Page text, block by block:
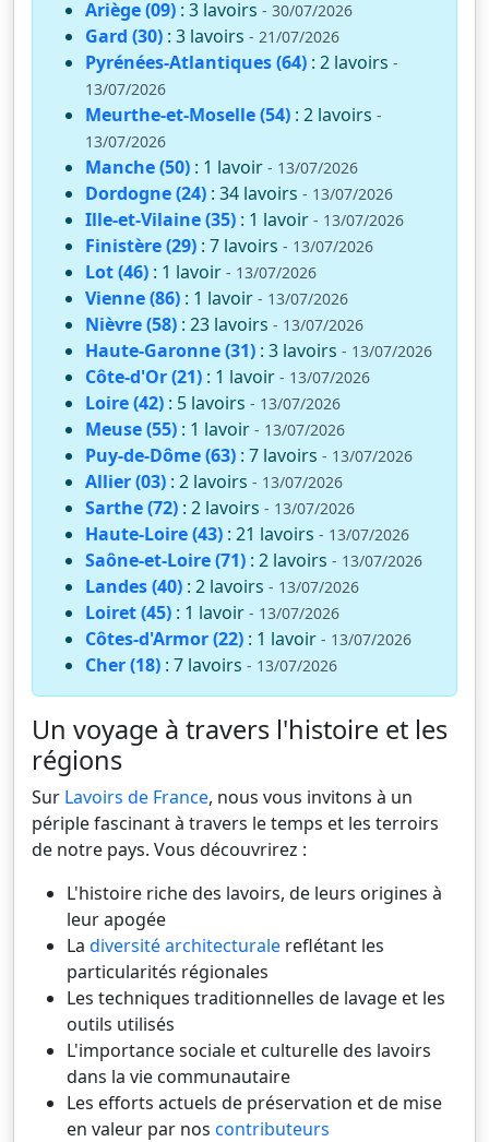
Ariège (09) : 3 lavoirs - 30/07/2026
Gard (30) : 3 lavoirs - 21/07/2026
Pyrénées-Atlantiques (64) : 2 lavoirs -
13/07/2026
Meurthe-et-Moselle (54) : 2 lavoirs -
13/07/2026
Manche (50) : 1 lavoir - 13/07/2026
Dordogne (24) : 34 lavoirs - 13/07/2026
Ille-et-Vilaine (35) : 1 lavoir - 13/07/2026
Finistère (29) : 7 lavoirs - 13/07/2026
Lot (46) : 1 lavoir - 13/07/2026
Vienne (86) : 1 lavoir - 13/07/2026
Nièvre (58) : 23 lavoirs - 13/07/2026
Haute-Garonne (31) : 3 lavoirs - 13/07/2026
Côte-d'Or (21) : 1 lavoir - 13/07/2026
Loire (42) : 5 lavoirs - 13/07/2026
Meuse (55) : 1 lavoir - 13/07/2026
Puy-de-Dôme (63) : 7 lavoirs - 13/07/2026
Allier (03) : 2 lavoirs - 13/07/2026
Sarthe (72) : 2 lavoirs - 13/07/2026
Haute-Loire (43) : 21 lavoirs - 13/07/2026
Saône-et-Loire (71) : 2 lavoirs - 13/07/2026
Landes (40) : 2 lavoirs - 13/07/2026
Loiret (45) : 1 lavoir - 13/07/2026
Côtes-d'Armor (22) : 1 lavoir - 13/07/2026
Cher (18) : 7 lavoirs - 13/07/2026
Un voyage à travers l'histoire et les
régions
Sur Lavoirs de France, nous vous invitons à un
périple fascinant à travers le temps et les terroirs
de notre pays. Vous découvrirez :
L'histoire riche des lavoirs, de leurs origines à
leur apogée
La diversité architecturale reflétant les
particularités régionales
Les techniques traditionnelles de lavage et les
outils utilisés
L'importance sociale et culturelle des lavoirs
dans la vie communautaire
Les efforts actuels de préservation et de mise
en valeur par nos contributeurs